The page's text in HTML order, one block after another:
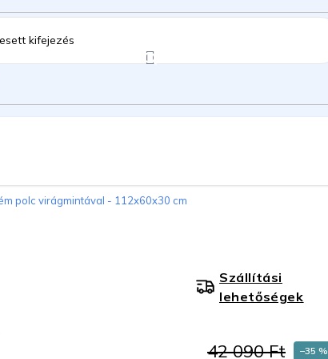
polc virágmintával - 112x60x30 cm
42 090 Ft –35 %
Szállítási
lehetőségek